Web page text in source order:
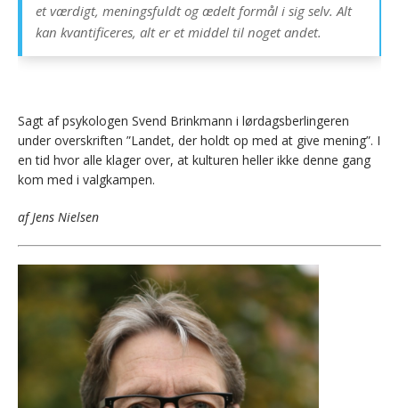
et værdigt, meningsfuldt og ædelt formål i sig selv. Alt
kan kvantificeres, alt er et middel til noget andet.
Sagt af psykologen Svend Brinkmann i lørdagsberlingeren
under overskriften ”Landet, der holdt op med at give mening”. I
en tid hvor alle klager over, at kulturen heller ikke denne gang
kom med i valgkampen.
af Jens Nielsen